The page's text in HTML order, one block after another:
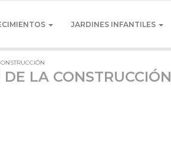
JARDINES INFANTILES
LA CONSTRUCCIÓN